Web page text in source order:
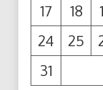
17
18
24
25
31